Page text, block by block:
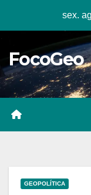
sex.
FocoGeo
GEOPOLÍTICA